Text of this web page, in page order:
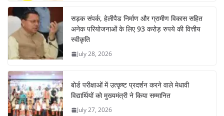
सड़क संपर्क, हेलीपैड निर्माण और ग्रामीण विकास सहित
अनेक परियोजनाओं के लिए 93 करोड़ रुपये की वित्तीय
स्वीकृति
July 28, 2026
बोर्ड परीक्षाओं में उत्कृष्ट प्रदर्शन करने वाले मेधावी
विद्यार्थियों को मुख्यमंत्री ने किया सम्मानित
July 27, 2026